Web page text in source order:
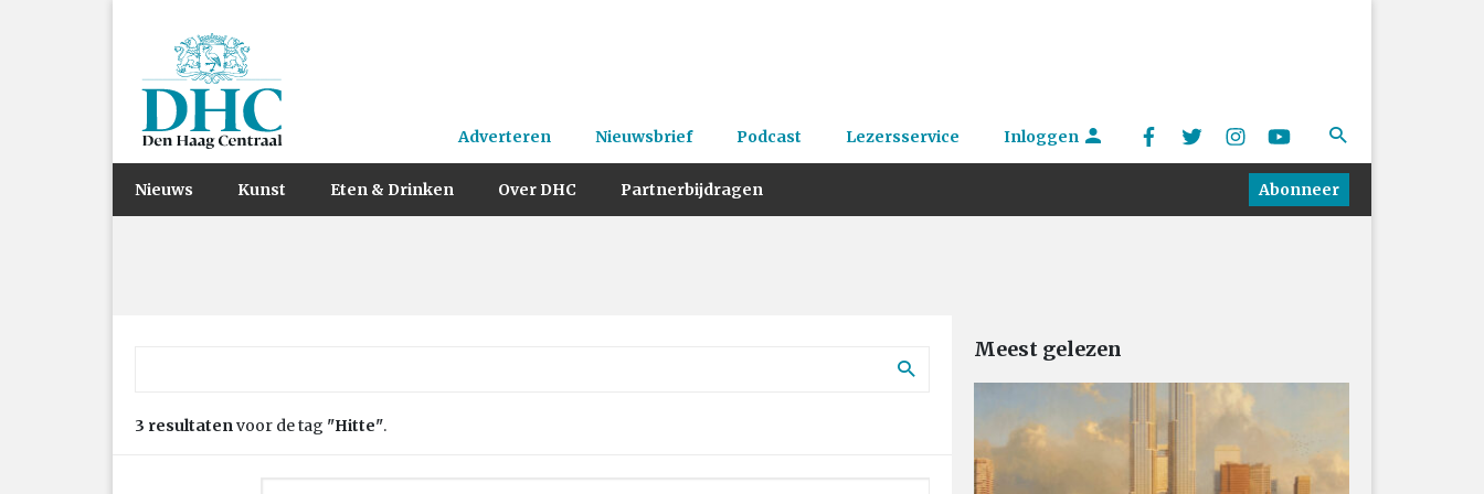
Adverteren Nieuwsbrief Podcast Lezersservice Inloggen
Nieuws Kunst Eten & Drinken Over DHC Partnerbijdragen Abonneer
3 resultatenvoor de tag "Hitte".
Meest gelezen